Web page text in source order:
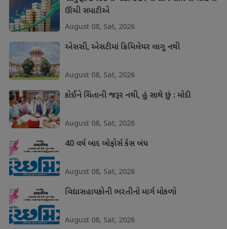
ઊંચી સપાટીએ
August 08, Sat, 2026
એસસી, એસટીમાં ક્રિમિલેયર લાગુ નથી
August 08, Sat, 2026
કોઈને ચિંતાની જરૂર નથી, હું સાથે છું : મોદી
August 08, Sat, 2026
40 વર્ષ બાદ બોફોર્સ કેસ બંધ
August 08, Sat, 2026
વિદ્યાસહાયકોની ભરતીનો માર્ગ મોકળો
August 08, Sat, 2026